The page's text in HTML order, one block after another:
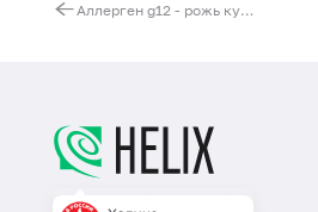
Аллерген g12 - рожь культивированная, IgE